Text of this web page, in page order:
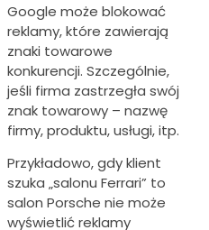
Google może blokować
reklamy, które zawierają
znaki towarowe
konkurencji. Szczególnie,
jeśli firma zastrzegła swój
znak towarowy – nazwę
firmy, produktu, usługi, itp.
Przykładowo, gdy klient
szuka „salonu Ferrari” to
salon Porsche nie może
wyświetlić reklamy